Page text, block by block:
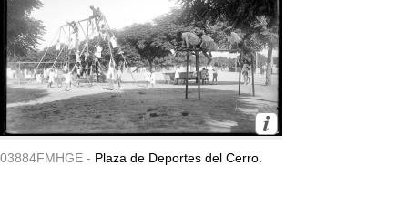
03884FMHGE - Plaza de Deportes del Cerro.